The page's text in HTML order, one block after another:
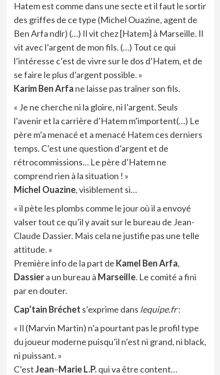
Hatem est comme dans une secte et il faut le sortir
des griffes de ce type (Michel Ouazine, agent de
Ben Arfa ndlr) (…) Il vit chez [Hatem] à Marseille. Il
vit avec l’argent de mon fils. (…) Tout ce qui
l’intéresse c’est de vivre sur le dos d’Hatem, et de
se faire le plus d’argent possible. »
Karim Ben Arfa ne laisse pas traîner son fils.
« Je ne cherche ni la gloire, ni l’argent. Seuls
l’avenir et la carrière d’Hatem m’importent(…) Le
père m’a menacé et a menacé Hatem ces derniers
temps. C’est une question d’argent et de
rétrocommissions… Le père d’Hatem ne
comprend rien à la situation ! »
Michel Ouazine, visiblement si…
« il pète les plombs comme le jour où il a envoyé
valser tout ce qu’il y avait sur le bureau de Jean-
Claude Dassier. Mais cela ne justifie pas une telle
attitude. »
Première info de la part de Kamel Ben Arfa,
Dassiera un bureau à Marseille. Le comité a fini
par en douter.
Cap’tain Bréchet s’exprime dans lequipe.fr:
« Il (Marvin Martin) n’a pourtant pas le profil type
du joueur moderne puisqu’il n’est ni grand, ni black,
ni puissant. »
C’estJean–Marie L.P.qui va être content…